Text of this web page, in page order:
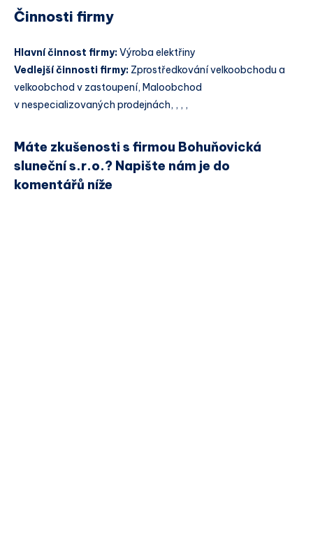
Činnosti firmy
Hlavní činnost firmy:Výroba elektřiny
Vedlejší činnosti firmy: Zprostředkování velkoobchodu a
velkoobchod v zastoupení, Maloobchod
v nespecializovaných prodejnách, , , ,
Máte zkušenosti s firmou Bohuňovická
sluneční s.r.o.? Napište nám je do
komentářů níže